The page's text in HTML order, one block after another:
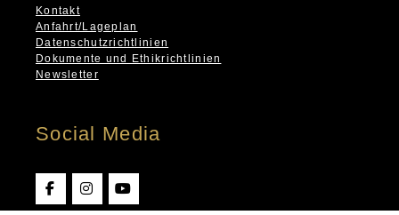
Kontakt
Anfahrt/Lageplan
Datenschutzrichtlinien
Dokumente und Ethikrichtlinien
Newsletter
Social Media